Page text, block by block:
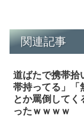
関連記事
道ばたで携帯拾
帯持ってる」「
とか罵倒してく
ったｗｗｗｗ